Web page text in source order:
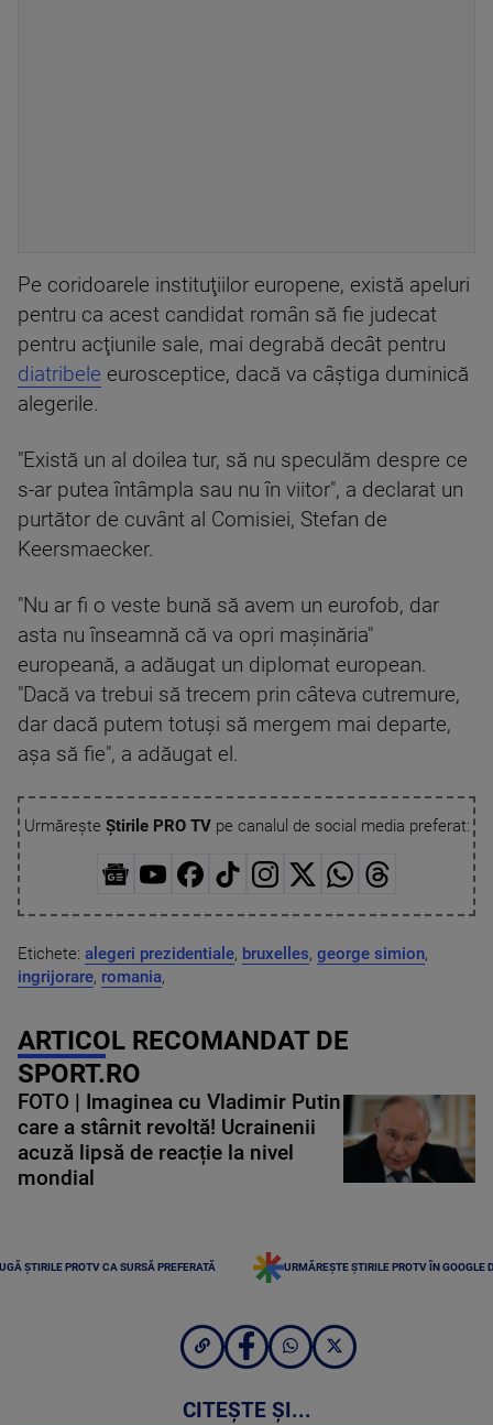
Pe coridoarele instituţiilor europene, există apeluri
pentru ca acest candidat român să fie judecat
pentru acţiunile sale, mai degrabă decât pentru
diatribele eurosceptice, dacă va câştiga duminică
alegerile.
"Există un al doilea tur, să nu speculăm despre ce
s-ar putea întâmpla sau nu în viitor", a declarat un
purtător de cuvânt al Comisiei, Stefan de
Keersmaecker.
"Nu ar fi o veste bună să avem un eurofob, dar
asta nu înseamnă că va opri maşinăria"
europeană, a adăugat un diplomat european.
"Dacă va trebui să trecem prin câteva cutremure,
dar dacă putem totuşi să mergem mai departe,
aşa să fie", a adăugat el.
Urmărește Știrile PRO TVpe canalul de social media preferat:
Etichete: alegeri prezidentiale, bruxelles, george simion,
ingrijorare, romania,
ARTICOL RECOMANDAT DE
SPORT.RO
FOTO | Imaginea cu Vladimir Putin
care a stârnit revoltă! Ucrainenii
acuză lipsă de reacție la nivel
mondial
ȘTIRILE PROTV CA SURSĂ PREFERATĂ URMĂREȘTE ȘTIRILE PROTV ÎN GOOGLE
CITEȘTE ȘI...